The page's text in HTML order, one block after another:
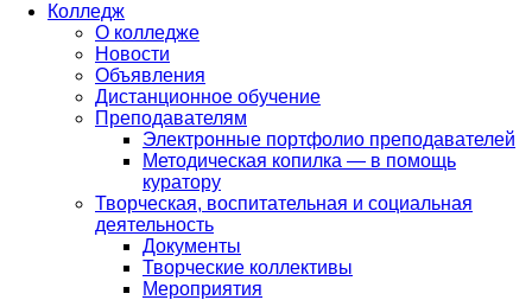
Колледж
О колледже
Новости
Объявления
Дистанционное обучение
Преподавателям
Электронные портфолио преподавателей
Методическая копилка — в помощь
куратору
Творческая, воспитательная и социальная
деятельность
Документы
Творческие коллективы
Мероприятия